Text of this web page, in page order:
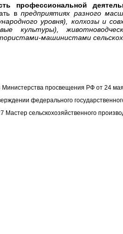
профессиональной
впредприятиях разного
уровня), колхозы и
культуры),
Министерства просвещения РФ от 24
федерального
Мастер сельскохозяйственного